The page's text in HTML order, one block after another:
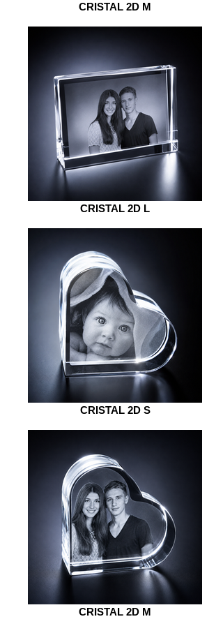
CRISTAL 2D M
CRISTAL 2D L
CRISTAL 2D S
CRISTAL 2D M